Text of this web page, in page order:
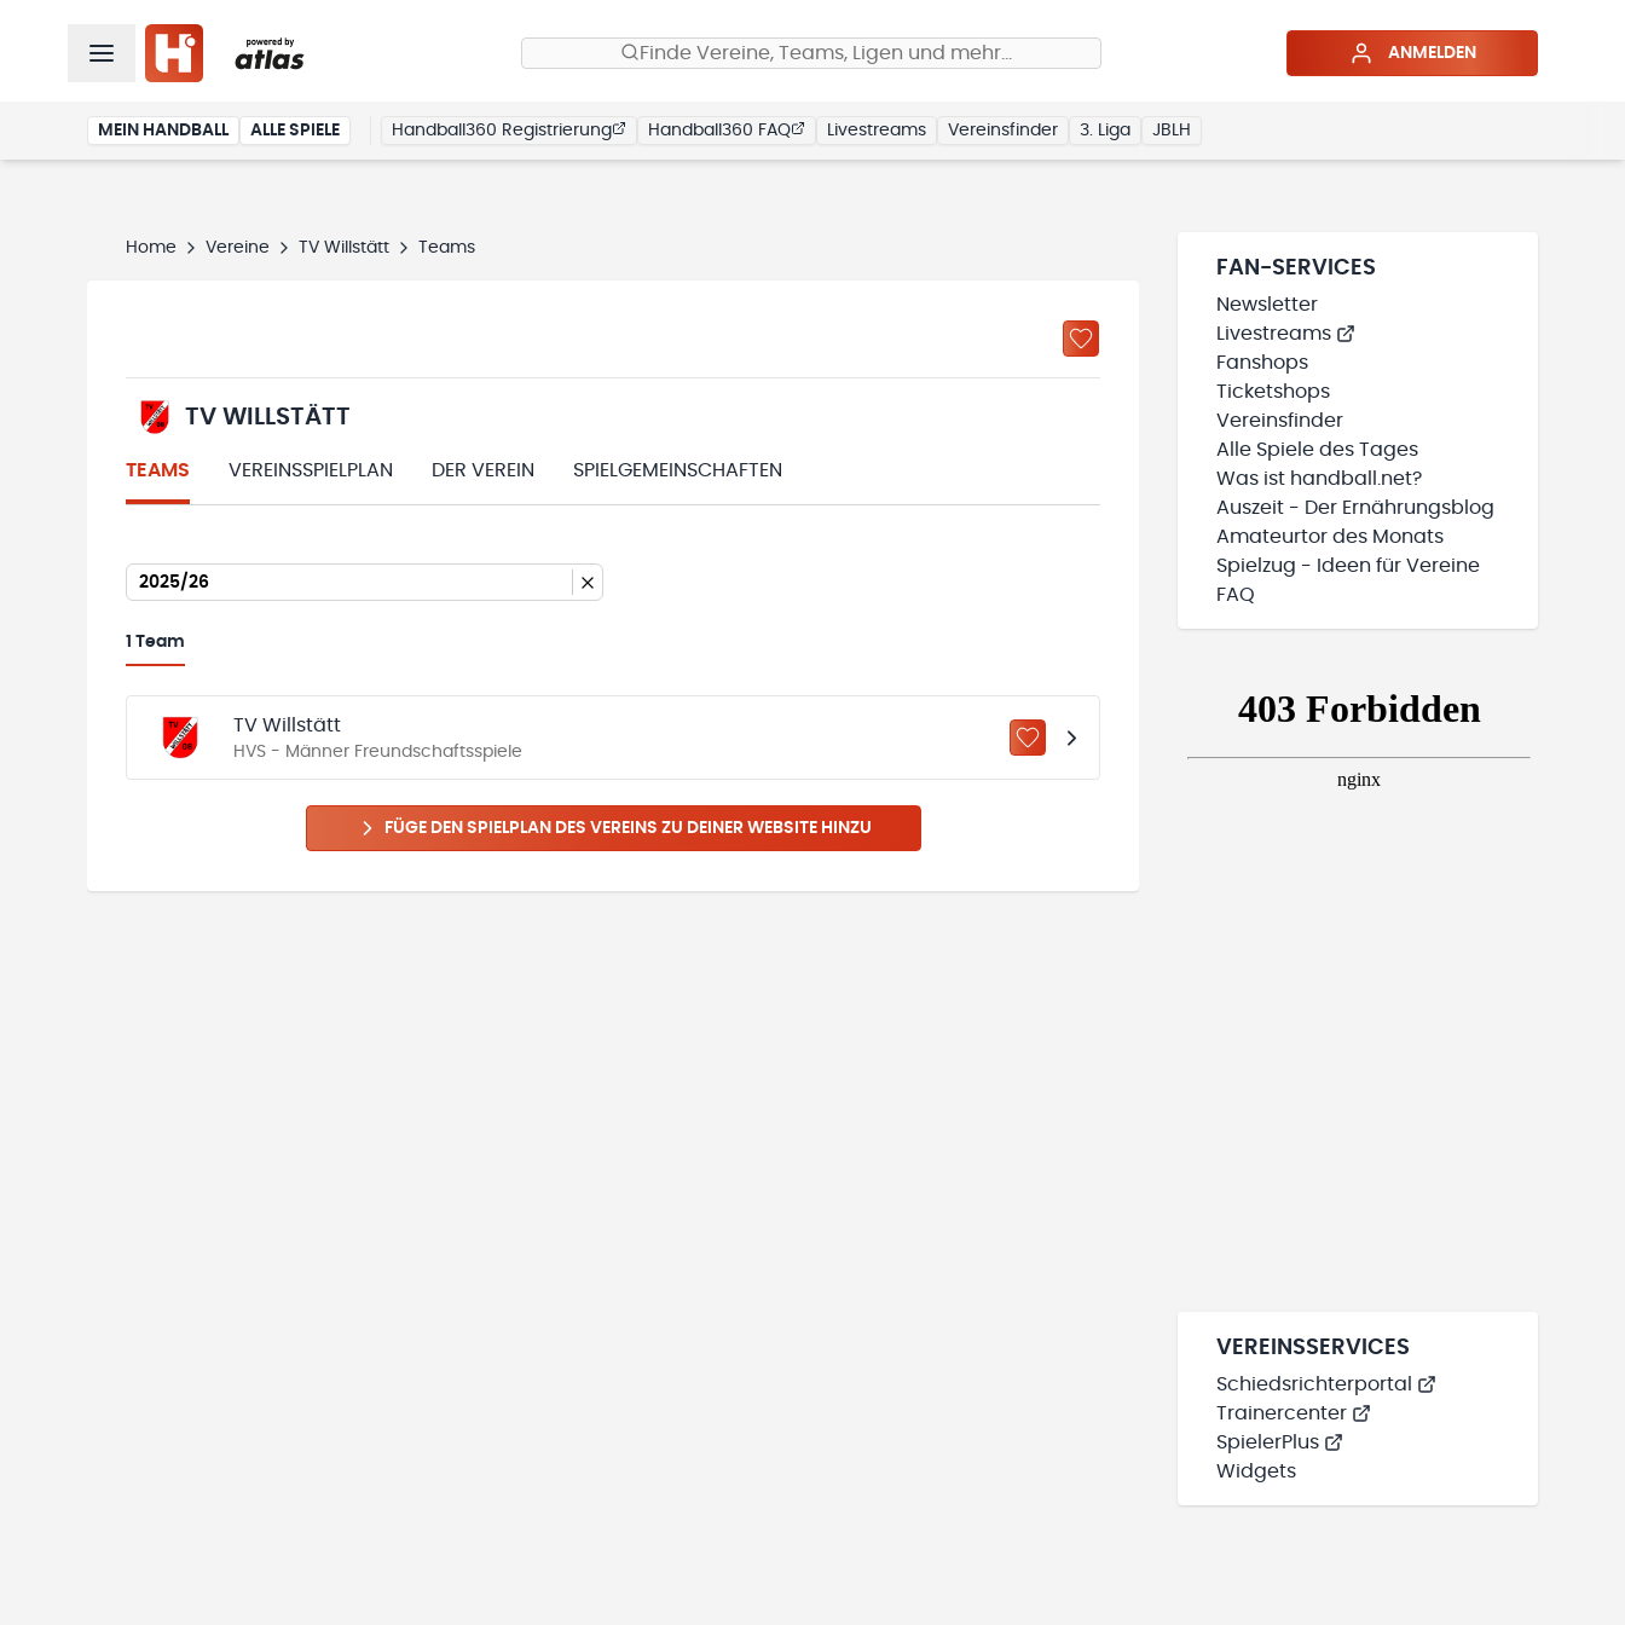
Finde Vereine, Teams, Ligen und mehr… ANMELDEN
MEIN HANDBALL ALLE SPIELE Handball360 Registrierung Handball360 FAQ Livestreams Vereinsfinder 3. Liga JBLH
Home Vereine TV Willstätt Teams
TV WILLSTÄTT
TEAMS VEREINSSPIELPLAN DER VEREIN SPIELGEMEINSCHAFTEN
2025/26
1 Team
TV Willstätt
HVS - Männer Freundschaftsspiele ZU „MEINE TEAMS“ HINZUFÜGEN
FÜGE DEN SPIELPLAN DES VEREINS ZU DEINER WEBSITE HINZU
FAN-SERVICES
Newsletter
Livestreams
Fanshops
Ticketshops
Vereinsfinder
Alle Spiele des Tages
Was ist handball.net?
Auszeit - Der Ernährungsblog
Amateurtor des Monats
Spielzug - Ideen für Vereine
FAQ
VEREINSSERVICES
Schiedsrichterportal
Trainercenter
SpielerPlus
Widgets